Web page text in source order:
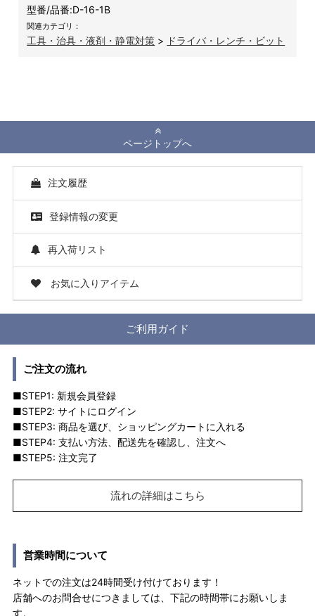
型番/品番:D-16-1B
関連カテゴリ：
工具・治具・液剤・静電対策 > ドライバ・レンチ・ビット
ページトップへ
注文履歴
登録情報の変更
再入荷リスト
お気に入りアイテム
ご利用ガイド
ご注文の流れ
■STEP1: 新規会員登録
■STEP2: サイトにログイン
■STEP3: 商品を選び、ショッピングカートに入れる
■STEP4: 支払い方法、配送先を確認し、注文へ
■STEP5: 注文完了
流れの詳細はこちら
営業時間について
ネットでの注文は24時間受け付けております！
店舗へのお問合せにつきましては、下記の時間帯にお願いしま
す。